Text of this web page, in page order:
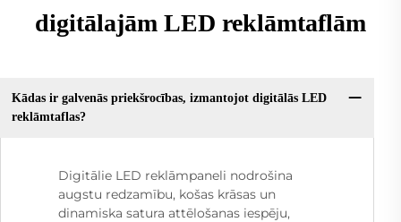
digitālajām LED reklāmtaflām
Kādas ir galvenās priekšrocības, izmantojot digitālās LED
reklāmtaflas?
Digitālie LED reklāmpaneli nodrošina
augstu redzamību, košas krāsas un
dinamiska satura attēlošanas iespēju,